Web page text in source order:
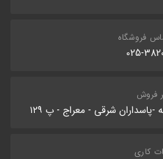
فروشگاه
025-
فروش
شرقی - معراج - پ ۱۲۹
کاری